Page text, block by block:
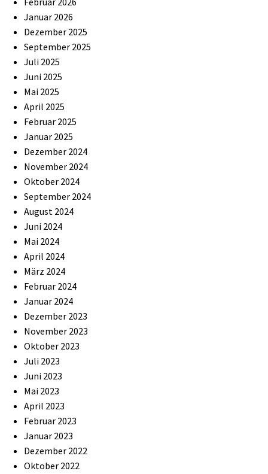
Januar 2026
Dezember 2025
September 2025
Juli 2025
Juni 2025
Mai 2025
April 2025
Februar 2025
Januar 2025
Dezember 2024
November 2024
Oktober 2024
September 2024
August 2024
Juni 2024
Mai 2024
April 2024
März 2024
Februar 2024
Januar 2024
Dezember 2023
November 2023
Oktober 2023
Juli 2023
Juni 2023
Mai 2023
April 2023
Februar 2023
Januar 2023
Dezember 2022
Oktober 2022